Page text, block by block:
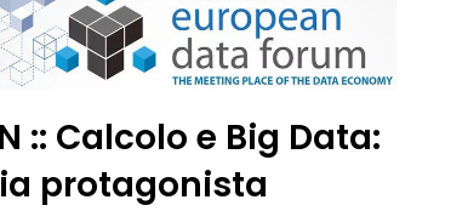
:: Calcolo e Big Data:
protagonista